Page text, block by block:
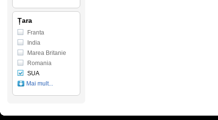
Țara
Franta
India
Marea Britanie
Romania
SUA
Mai mult...